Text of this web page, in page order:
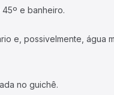
e banheiro.
e, possivelmente, água
no guichê.